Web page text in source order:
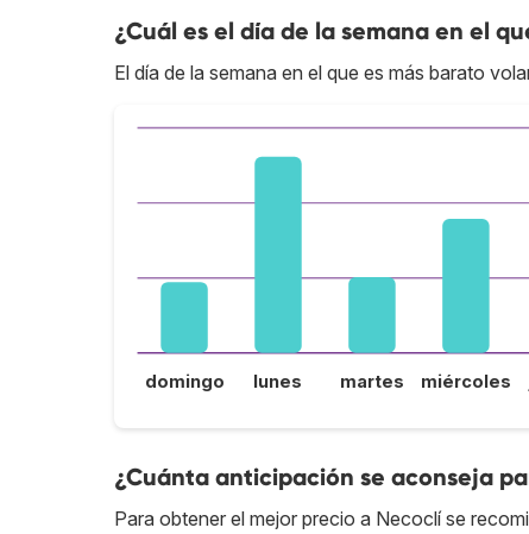
¿Cuál es el día de la semana en el
El día de la semana en el que es más barato
domingo lunes martes miércoles
¿Cuánta anticipación se aconseja
Para obtener el mejor precio a Necoclí se